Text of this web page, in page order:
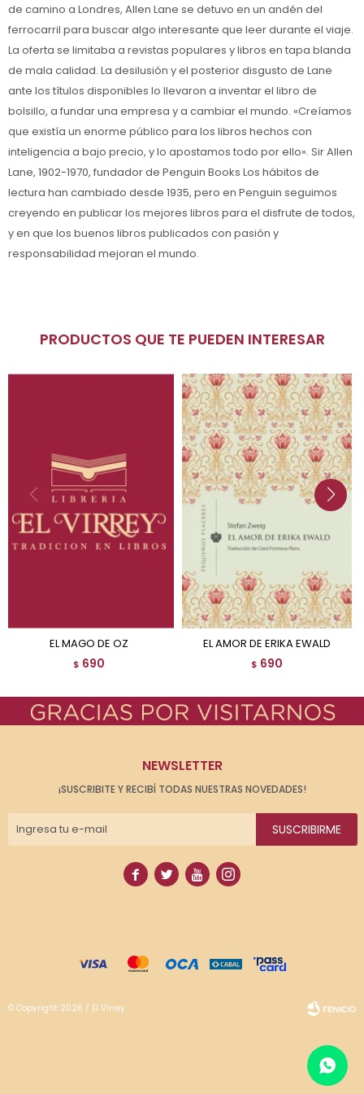
de camino a Londres, Allen Lane se detuvo en un andén del
ferrocarril para buscar algo interesante que leer durante el viaje.
La oferta se limitaba a revistas populares y libros en tapa blanda
de mala calidad. La desilusión y el posterior disgusto de Lane
ante los títulos disponibles lo llevaron a inventar el libro de
bolsillo, a fundar una empresa y a cambiar el mundo. «Creíamos
que existía un enorme público para los libros hechos con
inteligencia a bajo precio, y lo apostamos todo por ello». Sir Allen
Lane, 1902-1970, fundador de Penguin Books Los hábitos de
lectura han cambiado desde 1935, pero en Penguin seguimos
creyendo en publicar los mejores libros para el disfrute de todos,
y en que los buenos libros publicados con pasión y
responsabilidad mejoran el mundo.
PRODUCTOS QUE TE PUEDEN INTERESAR
EL MAGO DE OZ
$ 690
EL AMOR DE ERIKA EWALD
$ 690
NEWSLETTER
¡SUSCRIBITE Y RECIBÍ TODAS NUESTRAS NOVEDADES!
SUSCRIBIRME
   
© Copyright 2026 / El Virrey